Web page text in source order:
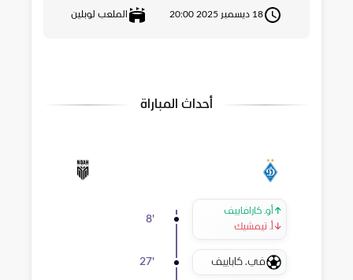
18 ديسمبر 2025 20:00 الملعب لوبلين
أحداث المباراة
↑ أو. كارافاييف
↓ أ. تيمشيك
8'
في. كاباييف 27'